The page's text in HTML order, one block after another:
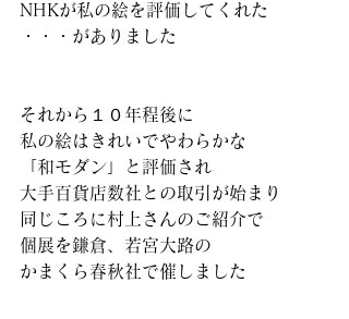
NHKが私の絵を評価してくれた
・・・がありました
それから１０年程後に
私の絵はきれいでやわらかな
「和モダン」と評価され
大手百貨店数社との取引が始まり
同じころに村上さんのご紹介で
個展を鎌倉、若宮大路の
かまくら春秋社で催しました